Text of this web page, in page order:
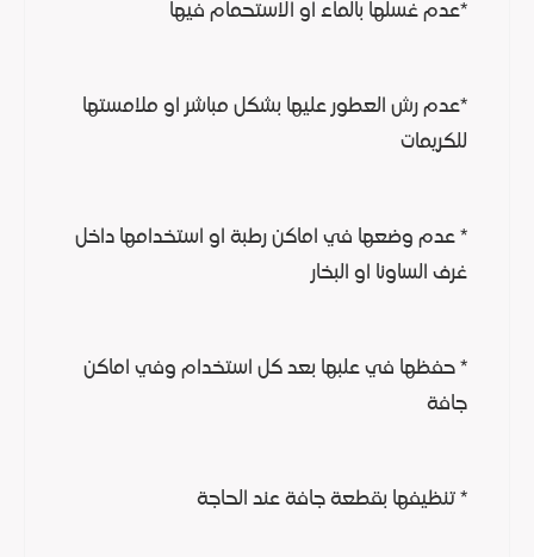
*عدم غسلها بالماء او الاستحمام فيها
*عدم رش العطور عليها بشكل مباشر او ملامستها
للكريمات
* عدم وضعها في اماكن رطبة او استخدامها داخل
غرف الساونا او البخار
* حفظها في علبها بعد كل استخدام وفي اماكن
جافة
* تنظيفها بقطعة جافة عند الحاجة